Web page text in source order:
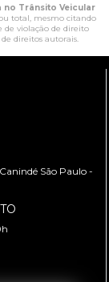
no Trânsito Veicular
total, mesmo citando
de violação de direito
de direitos autorais.
São Paulo -